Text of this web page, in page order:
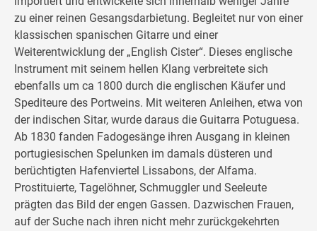
zu einer reinen Gesangsdarbietung. Begleitet nur von einer
klassischen spanischen Gitarre und einer
Weiterentwicklung der „English Cister“. Dieses englische
Instrument mit seinem hellen Klang verbreitete sich
ebenfalls um ca 1800 durch die englischen Käufer und
Spediteure des Portweins. Mit weiteren Anleihen, etwa von
der indischen Sitar, wurde daraus die Guitarra Potuguesa.
Ab 1830 fanden Fadogesänge ihren Ausgang in kleinen
portugiesischen Spelunken im damals düsteren und
berüchtigten Hafenviertel Lissabons, der Alfama.
Prostituierte, Tagelöhner, Schmuggler und Seeleute
prägten das Bild der engen Gassen. Dazwischen Frauen,
auf der Suche nach ihren nicht mehr zurückgekehrten